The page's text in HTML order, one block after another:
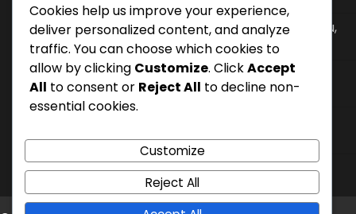
Ostoprosessi: Vaiheittainen analyysi, Asiakaspolku,
Päätöksenteko
Verkostoituminen: Tapahtumat, Yhteistyöt,
Suositukset
myyntiväittämät, Erottuminen
Liidien Hoito: Seuranta, Viestintä, Muuntaminen
Cookies help us improve your experience,
deliver personalized content, and analyze
traffic. You can choose which cookies to
allow by clicking Customize. ClickAccept
All to consent or Reject All to decline non-
essential cookies.
Customize
Reject All